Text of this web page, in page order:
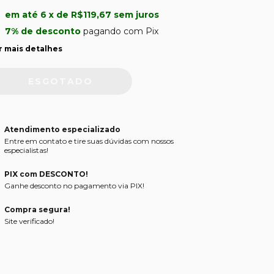
em até 6 x de R$119,67 sem juros
7% de descontopagando com Pix
mais detalhes
Atendimento especializado
Entre em contato e tire suas dúvidas com nossos
especialistas!
PIX com DESCONTO!
Ganhe desconto no pagamento via PIX!
Compra segura!
Site verificado!